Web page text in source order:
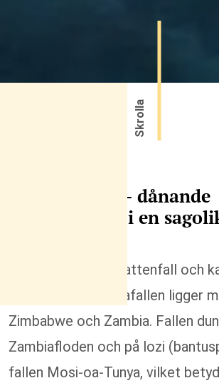
Skrolla
Victoria falls – dånande
vattenmassor i en
Världens största vattenfall och
vackraste? Victoriafallen ligger
Zimbabwe och Zambia. Fallen
Zambiafloden och på lozi
fallen Mosi-oa-Tunya, vilket